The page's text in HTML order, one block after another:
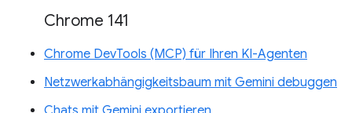
Chrome 141
Chrome DevTools (MCP) für Ihren KI-Agenten
Netzwerkabhängigkeitsbaum mit Gemini debuggen